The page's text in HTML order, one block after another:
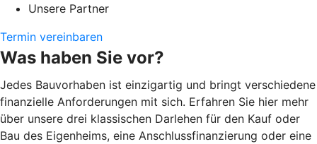
Unsere Partner
Termin vereinbaren
Was haben Sie vor?
Jedes Bauvorhaben ist einzigartig und bringt verschiedene
finanzielle Anforderungen mit sich. Erfahren Sie hier mehr
über unsere drei klassischen Darlehen für den Kauf oder
Bau des Eigenheims, eine Anschlussfinanzierung oder eine